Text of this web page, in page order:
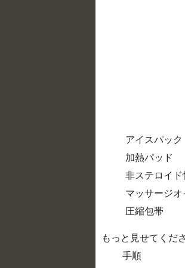
アイスパック
加熱パッド
非ステロイド
マッサージ
圧縮包帯
もっと見せてくだ
手順